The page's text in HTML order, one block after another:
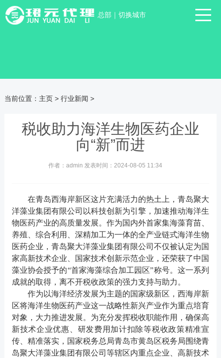
总部 ｜ 切换城市
当前位置： 主页> 行业新闻 >
税收助力海洋生物医药企业
向“新”而进
作者：admin 发表时间：2024-08-05 11:34
在青岛西海岸新区这片充满活力的热土上，青岛聚大
洋藻业集团有限公司以科技创新为引擎，加速推动海洋生
物医药产业的高质量发展。作为国内外首家集海藻育苗、
养殖、综合利用、深精加工为一体的全产业链式海洋生物
医药企业，青岛聚大洋藻业集团有限公司不仅被认定为国
家高新技术企业、国家技术创新示范企业，还荣获了中国
藻业协会授予的“首家海藻综合加工园区”称号。这一系列
成就的取得，离不开税收政策的强力支持与助力。
作为以海洋经济发展为主题的国家级新区，西海岸新
区将海洋生物医药产业这一战略性新兴产业作为重点培育
对象，大力推进发展。为充分发挥税收职能作用，确保高
新技术企业优惠、研发费用加计扣除等税收政策精准宣
传、精准落实，国家税务总局青岛市黄岛区税务局围绕青
岛聚大洋藻业集团有限公司等辖区内重点企业、高新技术